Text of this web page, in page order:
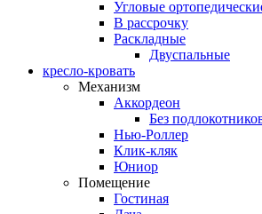
Угловые
В рассрочку
Раскладные
Двуспальные
кресло-кровать
Механизм
Аккордеон
Без
Нью-Роллер
Клик-кляк
Юниор
Помещение
Гостиная